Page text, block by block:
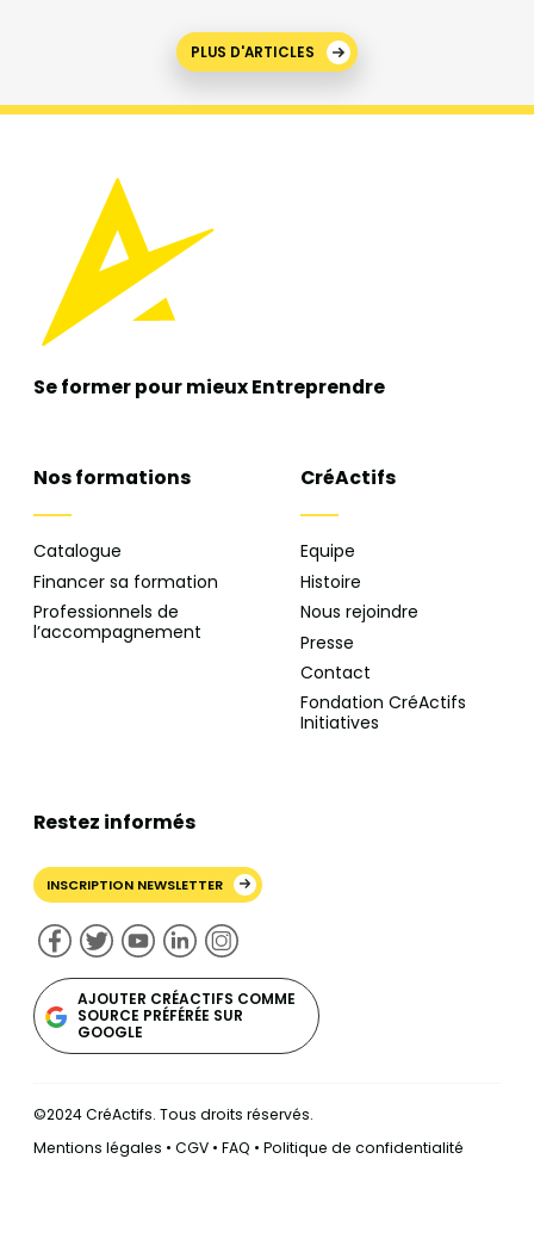
PLUS D'ARTICLES
Se former pour mieuxEntreprendre
Nos formations
Catalogue
Financer sa formation
Professionnels de
l’accompagnement
CréActifs
Equipe
Histoire
Nous rejoindre
Presse
Contact
Fondation CréActifs
Initiatives
Restez informés
INSCRIPTION NEWSLETTER
AJOUTER CRÉACTIFS COMME
SOURCE PRÉFÉRÉE SUR
GOOGLE
©2024 CréActifs. Tous droits réservés.
Mentions légales • CGV • FAQ • Politique de confidentialité